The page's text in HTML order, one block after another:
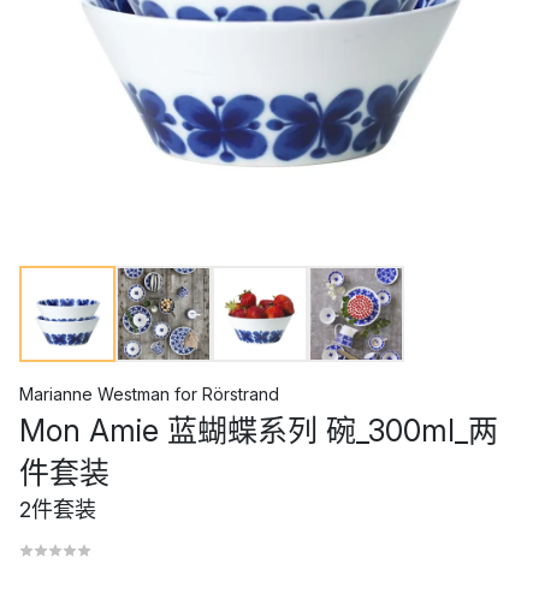
Marianne Westman for Rörstrand
Mon Amie 蓝蝴蝶系列 碗_300ml_两
件套装
2件套装